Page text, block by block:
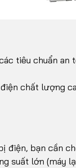
tiêu chuẩn an
chất lượng
điện, bạn cần
suất lớn (máy